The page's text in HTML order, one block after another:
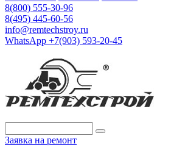
8(800) 555-30-96
8(495) 445-60-56
info@remtechstroy.ru
WhatsApp +7(903) 593-20-45
Заявка на ремонт